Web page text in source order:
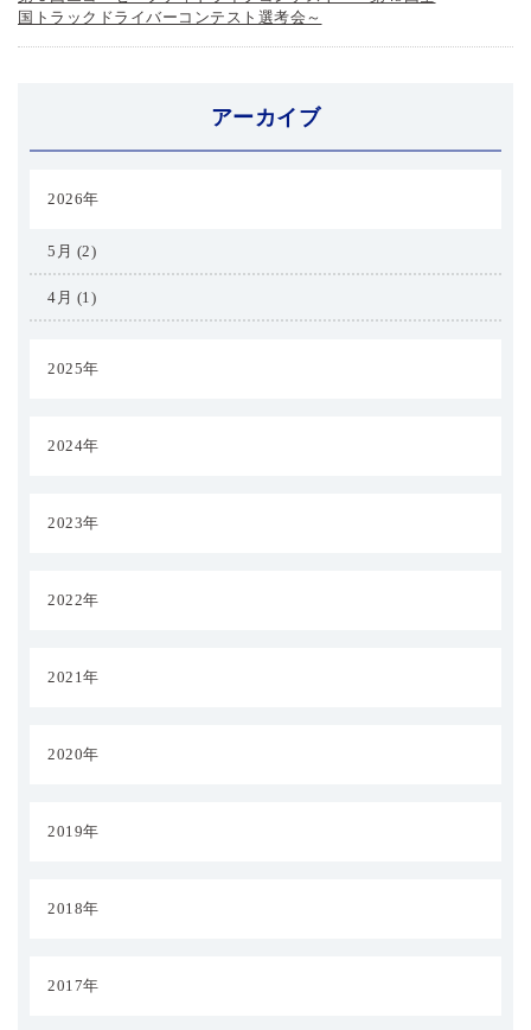
国トラックドライバーコンテスト選考会～
アーカイブ
2026年
5月 (2)
4月 (1)
2025年
2024年
2023年
2022年
2021年
2020年
2019年
2018年
2017年